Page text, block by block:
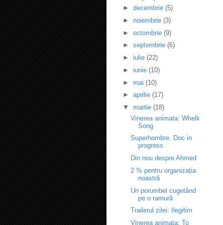
► decembrie (5)
► noiembrie (3)
► octombrie (9)
► septembrie (6)
► iulie (22)
► iunie (10)
► mai (10)
► aprilie (17)
▼ martie (18)
Vinerea animata: Whelk
Song
Superhombre. Doc in
progress
Din nou despre Ahmed
2 % pentru organizația
noastră
Un porumbel cugetând
pe o ramură
Trailerul zilei: Ilegitim
Vinerea animata: To